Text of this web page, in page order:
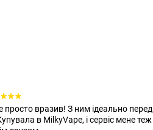
вразив! З ним ідеально
в MilkyVape, і сервіс мене